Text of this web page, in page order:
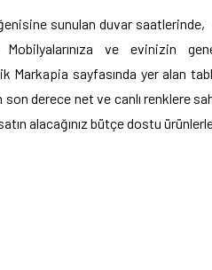
sunulan duvar saatlerinde,
ve evinizin
Markapia sayfasında yer alan
son derece net ve canlı renklere
alacağınız bütçe dostu